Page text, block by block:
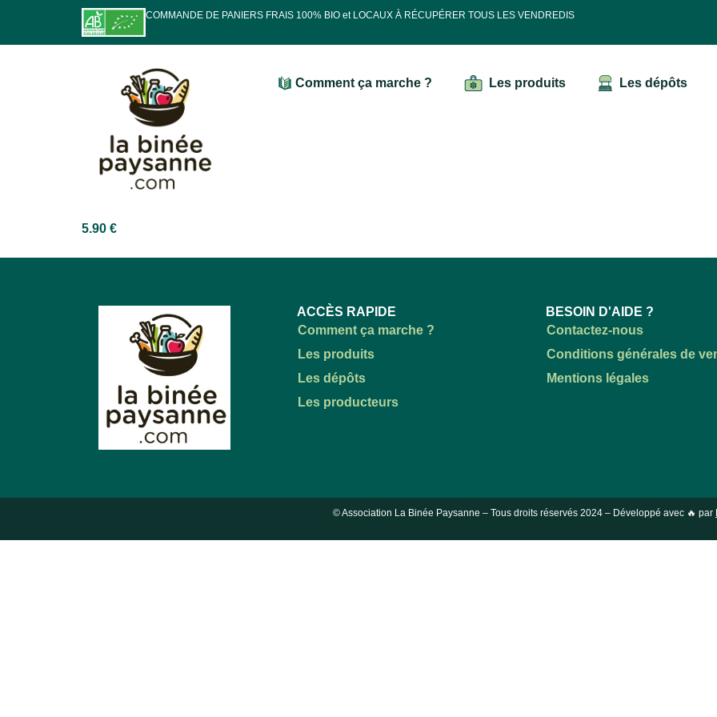
COMMANDE DE PANIERS FRAIS 100% BIO et LOCAUX À RÉCUPÉRER TOUS LES VENDREDIS
Comment ça marche ? Les produits Les dépôts
5.90 €
ACCÈS RAPIDE
Comment ça marche ?
Les produits
Les dépôts
Les producteurs
BESOIN D'AIDE ?
Contactez-nous
Conditions générales de
Mentions légales
© Association La Binée Paysanne – Tous droits réservés 2024 – Développé avec 🔥 par